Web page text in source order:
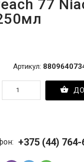
77
Артикул:
+375 (44)